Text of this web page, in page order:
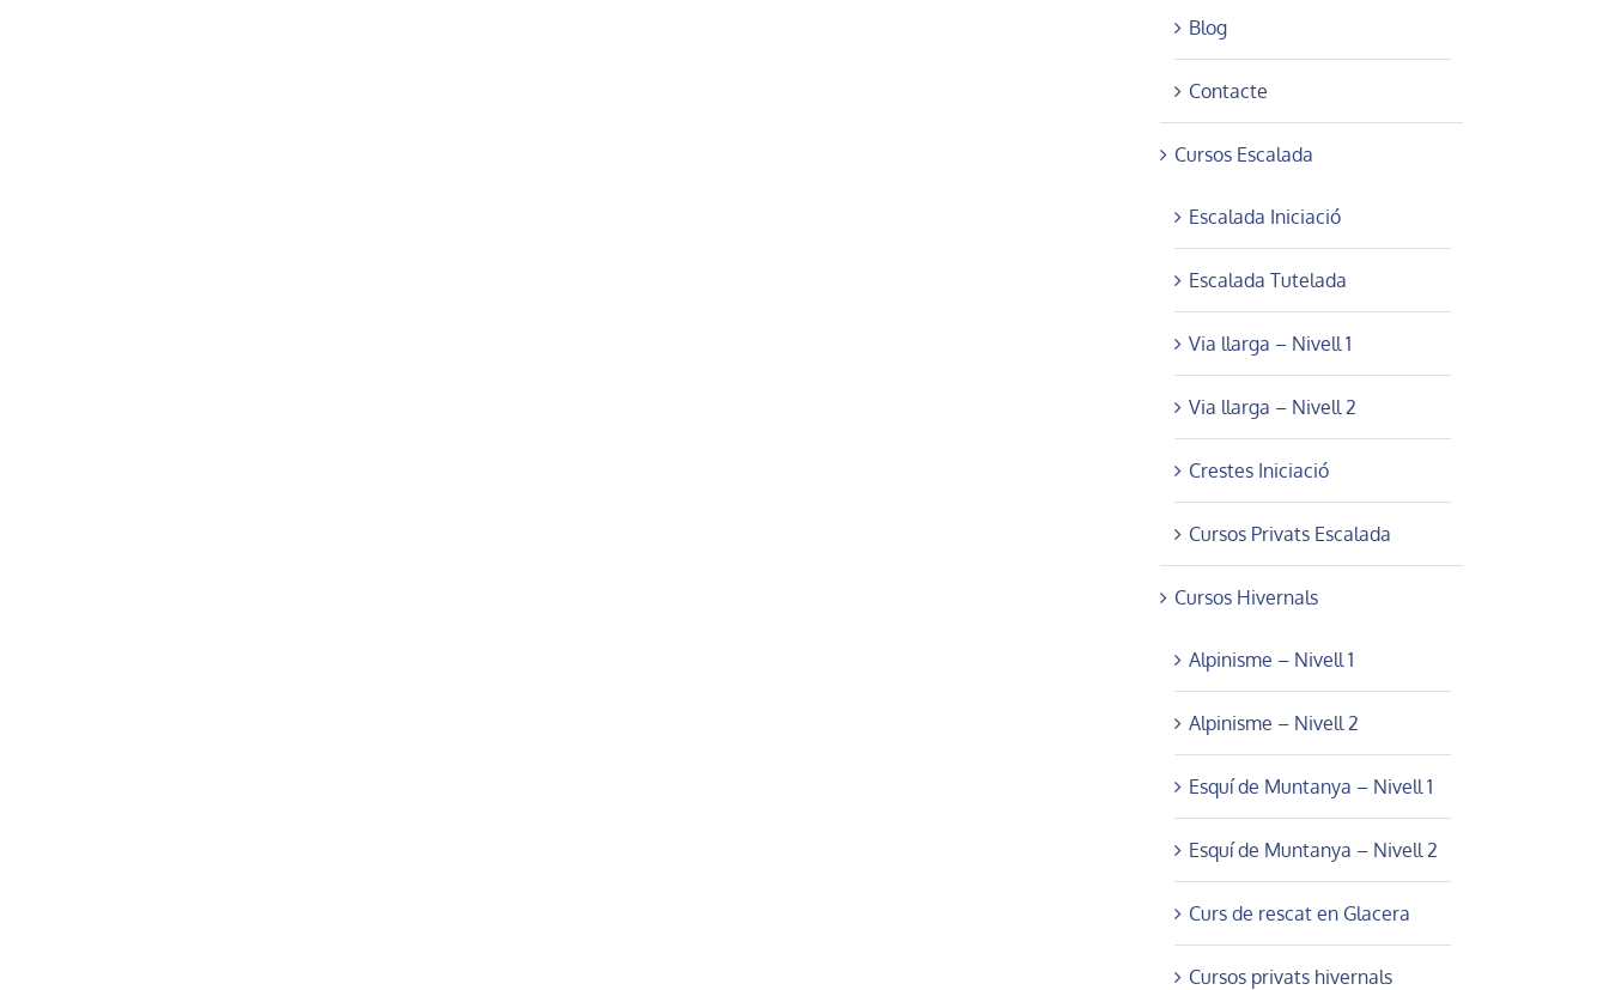
Blog
Contacte
Cursos Escalada
Escalada Iniciació
Escalada Tutelada
Via llarga – Nivell 1
Via llarga – Nivell 2
Crestes Iniciació
Cursos Privats Escalada
Cursos Hivernals
Alpinisme – Nivell 1
Alpinisme – Nivell 2
Esquí de Muntanya – Nivell 1
Esquí de Muntanya – Nivell 2
Curs de rescat en Glacera
Cursos privats hivernals